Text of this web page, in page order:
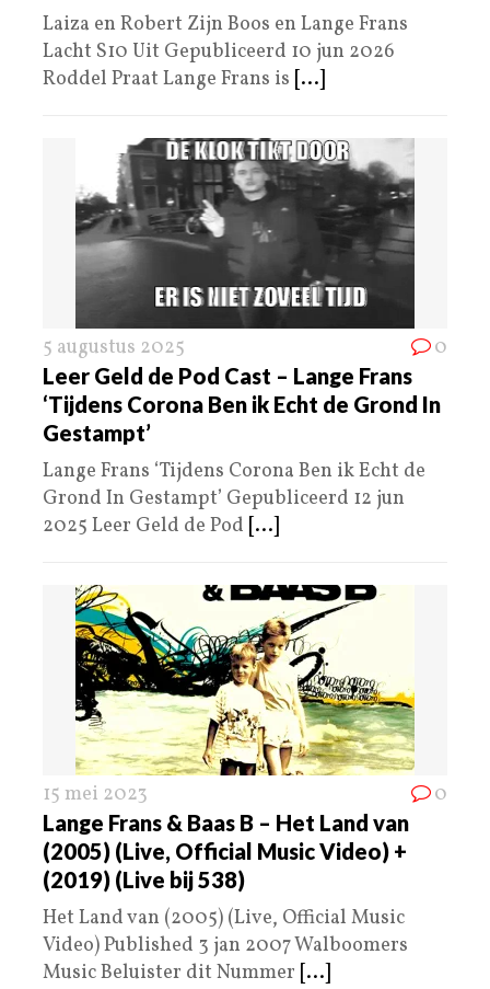
Laiza en Robert Zijn Boos en Lange Frans
Lacht S10 Uit Gepubliceerd 10 jun 2026
Roddel Praat Lange Frans is [...]
5 augustus 2025 0
Leer Geld de Pod Cast – Lange Frans
‘Tijdens Corona Ben ik Echt de Grond In
Gestampt’
Lange Frans ‘Tijdens Corona Ben ik Echt de
Grond In Gestampt’ Gepubliceerd 12 jun
2025 Leer Geld de Pod [...]
15 mei 2023 0
Lange Frans & Baas B – Het Land van
(2005) (Live, Official Music Video) +
(2019) (Live bij 538)
Het Land van (2005) (Live, Official Music
Video) Published 3 jan 2007 Walboomers
Music Beluister dit Nummer [...]